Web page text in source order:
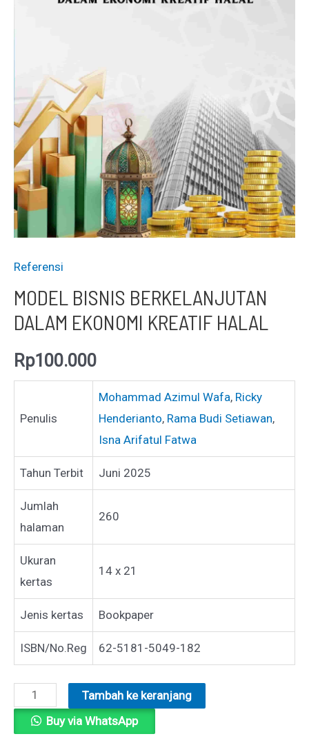
Referensi
MODEL BISNIS BERKELANJUTAN
DALAM EKONOMI KREATIF HALAL
Rp100.000
Penulis
Mohammad Azimul Wafa, Ricky
Henderianto, Rama Budi Setiawan,
Isna Arifatul Fatwa
Tahun Terbit Juni 2025
Jumlah
halaman
260
Ukuran
kertas
14 x 21
Jenis kertas Bookpaper
ISBN/No.Reg 62-5181-5049-182
Kuantitas
MODEL
BISNIS
Tambah ke keranjang
Buy via WhatsApp